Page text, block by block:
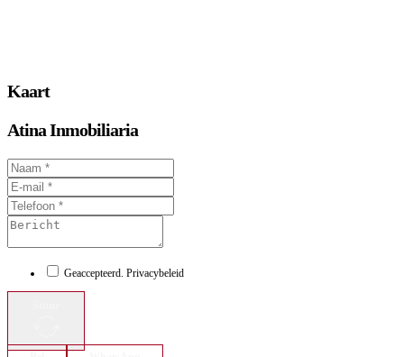
Kaart
Atina Inmobiliaria
Geaccepteerd. Privacybeleid